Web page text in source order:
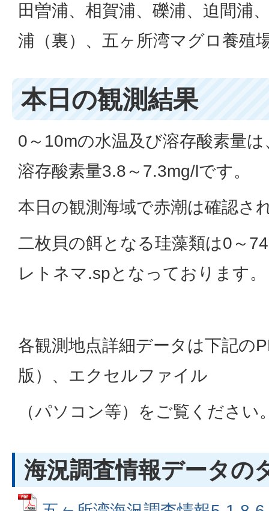
田曽浦、相賀浦、礫浦、迫間浦
浦（裏）、五ヶ所湾マグロ養殖
本日の観測結果
0～10mの水温及び溶存酸素量
溶存酸素量3.8～7.3mg/lです。
本日の観測海域で赤潮は確認さ
二枚貝の餌となる珪藻類は0～
レトネマ.spとなっております。
各観測地点詳細データは下記の
版）、エクセルファイル
（パソコン等）をご覧ください
海況調査情報データの